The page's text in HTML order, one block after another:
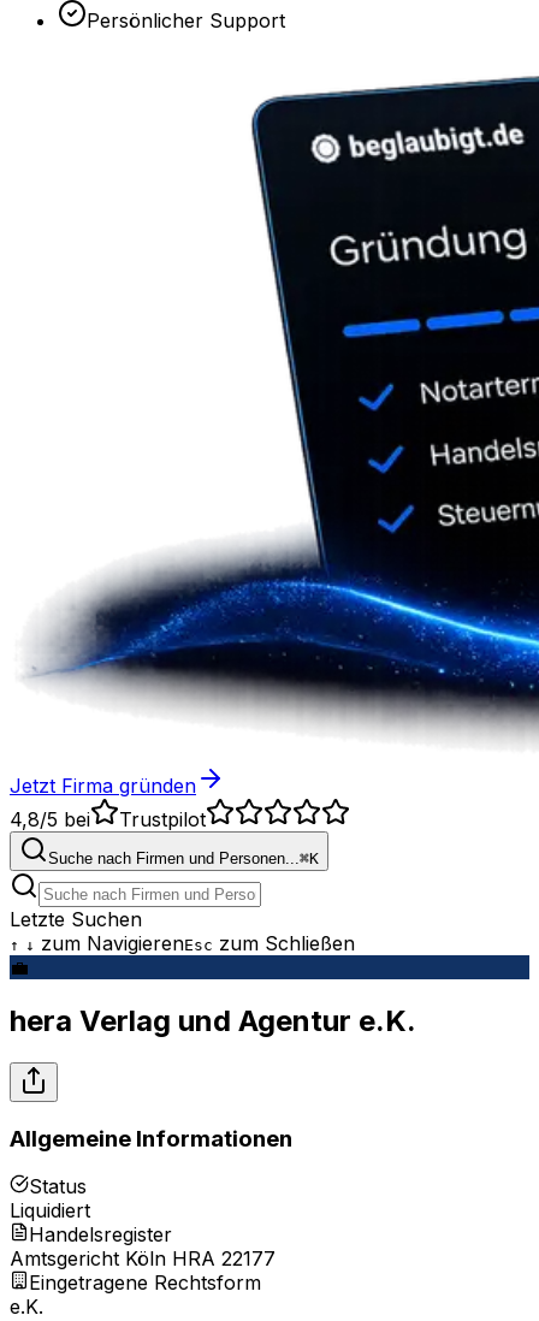
Persönlicher Support
Jetzt Firma gründen
4,8/5 bei Trustpilot
Suche nach Firmen und Personen...⌘K
Letzte Suchen
↑ ↓ zum NavigierenEsc zum Schließen
💼
hera Verlag und Agentur e.K.
Allgemeine Informationen
Status
Liquidiert
Handelsregister
Amtsgericht Köln HRA 22177
Eingetragene Rechtsform
e.K.